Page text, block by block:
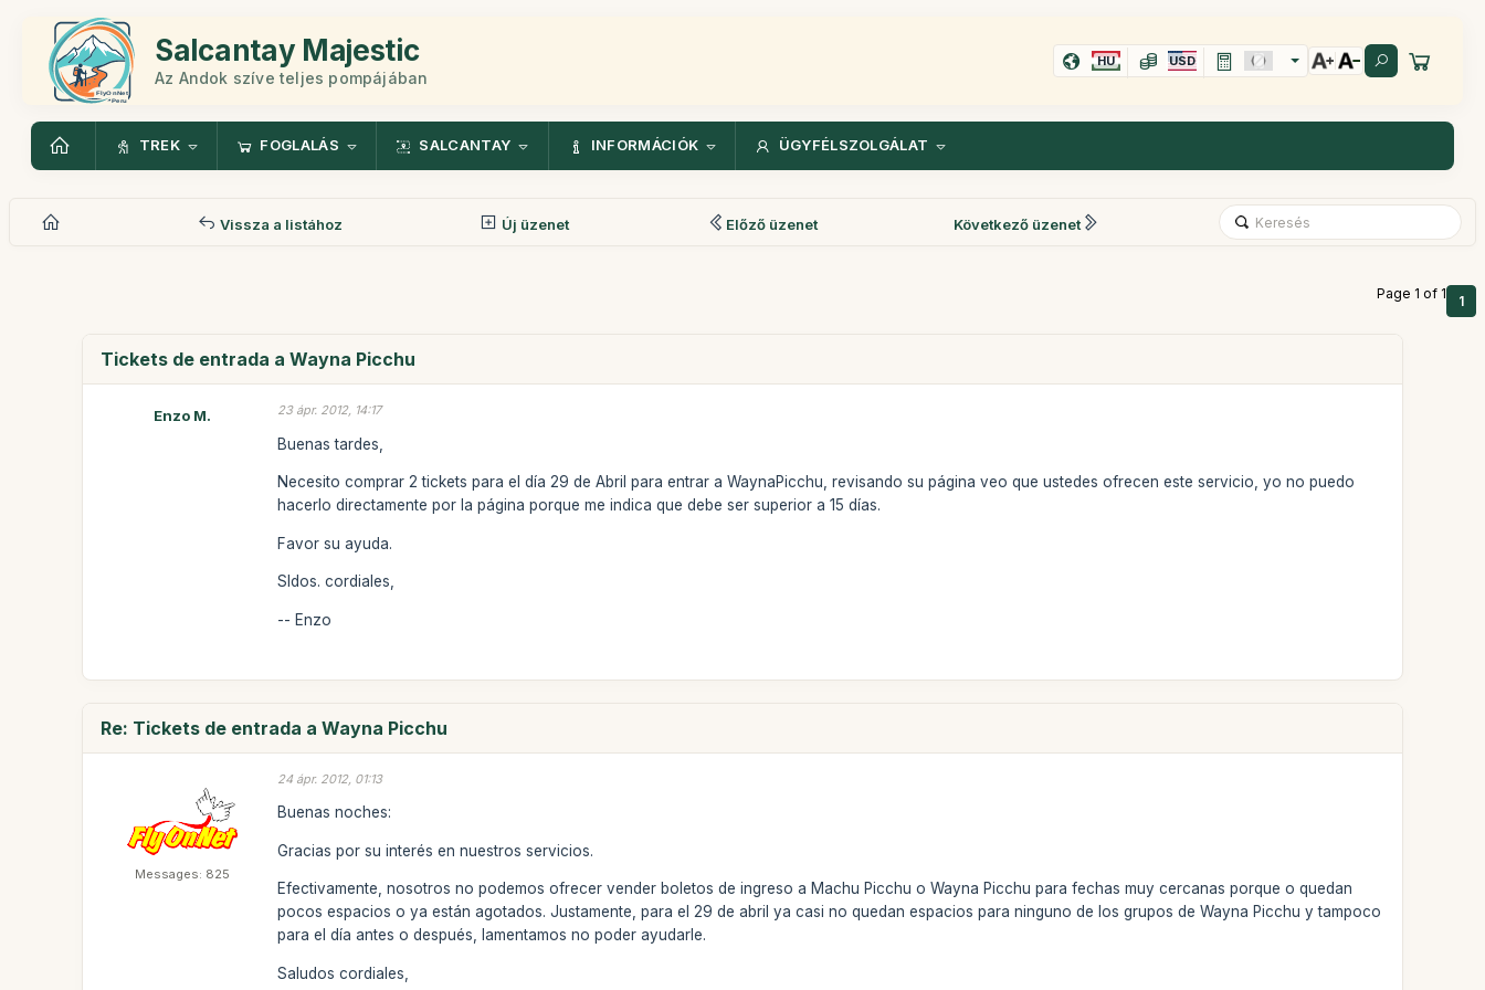
Salcantay Majestic
Az Andok szíve teljes pompájában
HU USD
TREK FOGLALÁS SALCANTAY INFORMÁCIÓK ÜGYFÉLSZOLGÁLAT
Vissza a listához Új üzenet Előző üzenet Következő üzenet
Page 1 of 1 1
Tickets de entrada a Wayna Picchu
Enzo M. 23 ápr. 2012, 14:17
Buenas tardes,
Necesito comprar 2 tickets para el día 29 de Abril para entrar a WaynaPicchu, revisando su página veo que ustedes ofrecen este servicio, yo no puedo
hacerlo directamente por la página porque me indica que debe ser superior a 15 días.
Favor su ayuda.
Sldos. cordiales,
-- Enzo
Re: Tickets de entrada a Wayna Picchu
Messages: 825
24 ápr. 2012, 01:13
Buenas noches:
Gracias por su interés en nuestros servicios.
Efectivamente, nosotros no podemos ofrecer vender boletos de ingreso a Machu Picchu o Wayna Picchu para fechas muy cercanas porque o quedan
pocos espacios o ya están agotados. Justamente, para el 29 de abril ya casi no quedan espacios para ninguno de los grupos de Wayna Picchu y tampoco
para el día antes o después, lamentamos no poder ayudarle.
Saludos cordiales,